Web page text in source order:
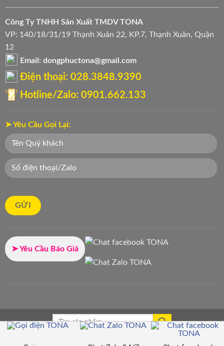
Công Ty TNHH Sản Xuất TMDV TONA
VP: 140/18/31/19 Thạnh Xuân 22, KP.7, Thạnh Xuân, Quận
12
Email: dongphuctona@gmail.com
Điện thoại: ‭028.3848.9390‬
Hotline/Zalo: 0901.662.133
➤ Yêu Cầu Gọi Lại:
➤ Yêu Cầu Báo Giá